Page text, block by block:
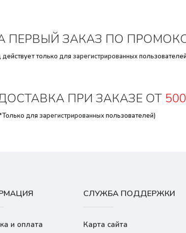
ПЕРВЫЙ ЗАКАЗ ПО
только для зарегистрированных
ПРИ ЗАКАЗЕ ОТ
для зарегистрированныхпользователей)
и оплата
СЛУЖБА ПОДДЕРЖКИ
Карта сайта